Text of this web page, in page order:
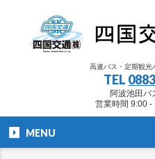
高速バス・定期観
TEL
阿波池田バ
営業時間 9:00 -
MENU